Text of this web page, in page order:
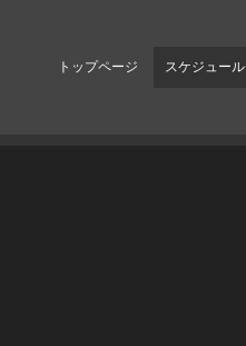
トップページ スケジュール